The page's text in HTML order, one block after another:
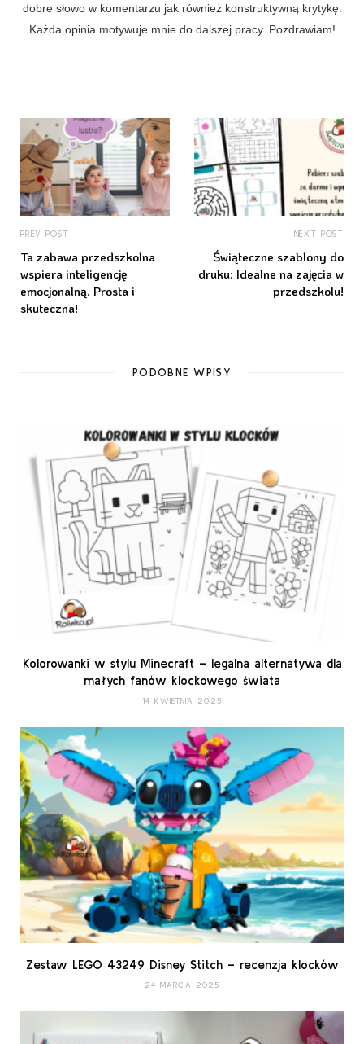
dobre słowo w komentarzu jak również konstruktywną krytykę.
Każda opinia motywuje mnie do dalszej pracy. Pozdrawiam!
PREV POST
Ta zabawa przedszkolna
wspiera inteligencję
emocjonalną. Prosta i
skuteczna!
NEXT POST
Świąteczne szablony do
druku: Idealne na zajęcia w
przedszkolu!
PODOBNE WPISY
Kolorowanki w stylu Minecraft – legalna alternatywa dla
małych fanów klockowego świata
14 KWIETNIA 2025
Zestaw LEGO 43249 Disney Stitch – recenzja klocków
24 MARCA 2025